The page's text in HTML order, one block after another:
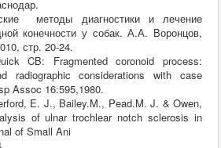
методы диагностики и лечение
конечности у собак. А.А. Воронцов,
стр. 20-24.
Fragmented coronoid process:
radiographic considerations with case
Assoc 16:595,1980.
E. J., Bailey.M., Pead.M. J. & Owen,
of ulnar trochlear notch sclerosis in
of Small Ani